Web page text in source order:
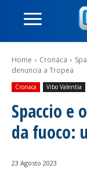
Home Cronaca
denuncia a Tropea
Cronaca Vibo Valentia
Spaccio e
da fuoco:
23 Agosto 2023